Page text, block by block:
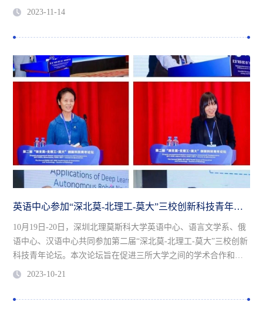
2023-11-14
英语中心参加“深北莫-北理工-莫大”三校创新科技青年论坛
10月19日-20日，深圳北理莫斯科大学英语中心、语言文学系、俄
语中心、汉语中心共同参加第二届“深北莫-北理工-莫大”三校创新
科技青年论坛。本次论坛旨在促进三所大学之间的学术合作和研
究交流。
2023-10-21